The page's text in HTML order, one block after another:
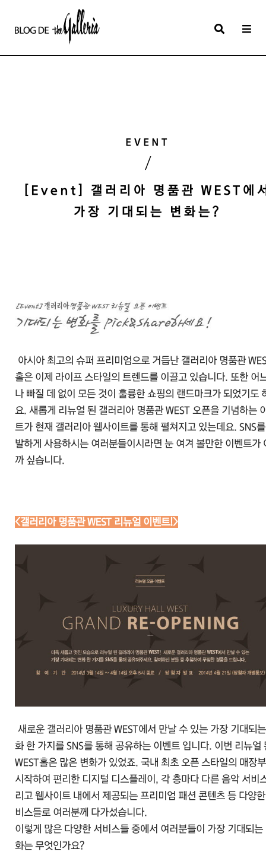
EVENT
/
[Event] 갤러리아 명품관 WEST에
가장 기대되는 변화는?
아시아 최고의 슈퍼 프리미엄으로 거듭난 갤러리아 명품관
홀은 이제 라이프 스타일의 트렌드를 이끌고 있습니다. 또한 어
나 빠질 데 없이 모든 것이 훌륭한 쇼핑의 랜드마크가 되었기도
요. 새롭게 리뉴얼 된 갤러리아 명품관 WEST 오픈을 기념하는
트가 현재 갤러리아 웹사이트를 통해 펼쳐지고 있는데요. SNS
발하게 사용하시는 여러분들이시라면 눈 여겨 볼만한 이벤트가
까 싶습니다.
<갤러리아 명품관 WEST 리뉴얼 이벤트!>
새로운 갤러리아 명품관 WEST에서 만날 수 있는 가장 기대되
화 한 가지를 SNS를 통해 공유하는 이벤트 입니다. 이번 리뉴얼
WEST홀은 많은 변화가 있었죠. 국내 최초 오픈 스타일의 매장
시작하여 편리한 디지털 디스플레이, 각 층마다 다른 음악 서비
리고 웹사이트 내에서 제공되는 프리미엄 패션 콘텐츠 등 다양
비스들로 여러분께 다가섰습니다.
이렇게 많은 다양한 서비스들 중에서 여러분들이 가장 기대되는
화는 무엇인가요?